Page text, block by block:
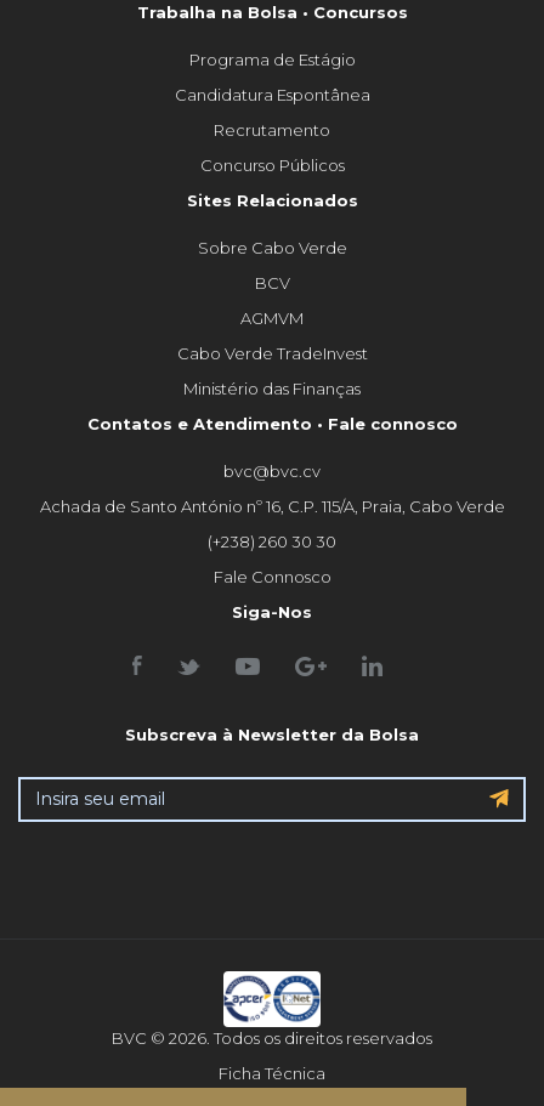
Trabalha na Bolsa • Concursos
Programa de Estágio
Candidatura Espontânea
Recrutamento
Concurso Públicos
Sites Relacionados
Sobre Cabo Verde
BCV
AGMVM
Cabo Verde TradeInvest
Ministério das Finanças
Contatos e Atendimento • Fale connosco
bvc@bvc.cv
Achada de Santo António nº 16, C.P. 115/A, Praia, Cabo Verde
(+238) 260 30 30
Fale Connosco
Siga-Nos
Subscreva à Newsletter da Bolsa
BVC © 2026. Todos os direitos reservados
Ficha Técnica